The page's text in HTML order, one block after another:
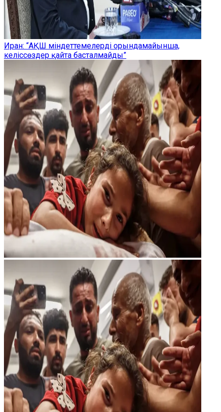
Иран: “АҚШ міндеттемелерді орындамайынша,
келіссөздер қайта басталмайды”